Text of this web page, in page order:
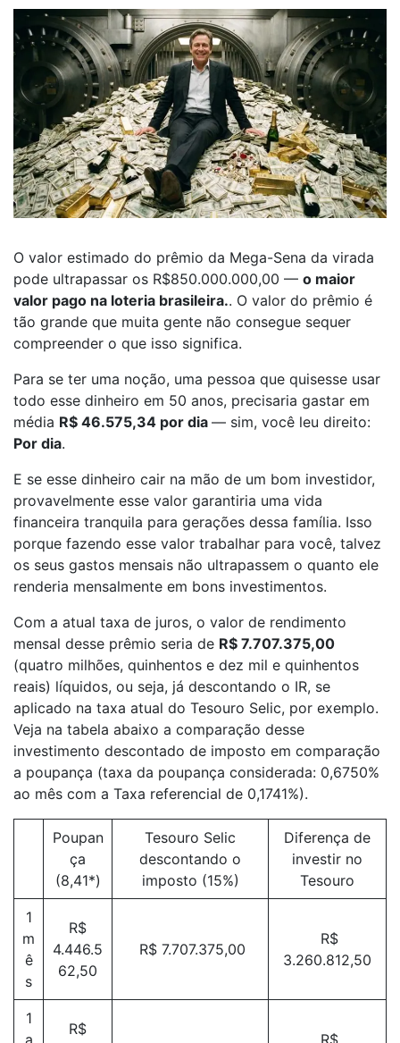
O valor estimado do prêmio da Mega-Sena da virada
pode ultrapassar os R$850.000.000,00 — o maior
valor pago na loteria brasileira.. O valor do prêmio é
tão grande que muita gente não consegue sequer
compreender o que isso significa.
Para se ter uma noção, uma pessoa que quisesse usar
todo esse dinheiro em 50 anos, precisaria gastar em
média R$ 46.575,34 por dia — sim, você leu direito:
Por dia.
E se esse dinheiro cair na mão de um bom investidor,
provavelmente esse valor garantiria uma vida
financeira tranquila para gerações dessa família. Isso
porque fazendo esse valor trabalhar para você, talvez
os seus gastos mensais não ultrapassem o quanto ele
renderia mensalmente em bons investimentos.
Com a atual taxa de juros, o valor de rendimento
mensal desse prêmio seria de R$ 7.707.375,00
(quatro milhões, quinhentos e dez mil e quinhentos
reais) líquidos, ou seja, já descontando o IR, se
aplicado na taxa atual do Tesouro Selic, por exemplo.
Veja na tabela abaixo a comparação desse
investimento descontado de imposto em comparação
a poupança (taxa da poupança considerada: 0,6750%
ao mês com a Taxa referencial de 0,1741%).
Poupan
ça
(8,41*)
Tesouro Selic
descontando o
imposto (15%)
Diferença de
investir no
Tesouro
1
m
ê
s
R$
4.446.5
62,50
R$ 7.707.375,00
R$
3.260.812,50
1
a
R$
R$